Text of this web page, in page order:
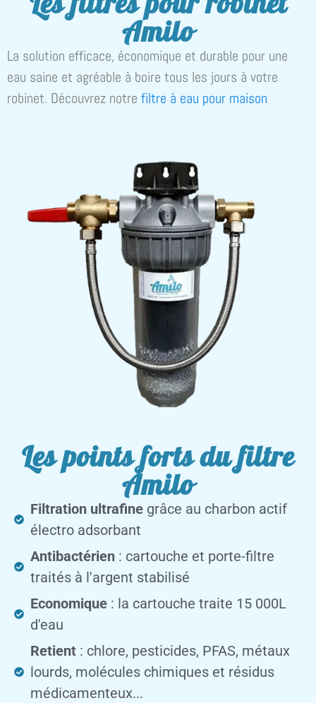
l'eau
l'eau
l'eau
Amilo
La solution efficace, économique et durable pour une
eau saine et agréable à boire tous les jours à votre
robinet. Découvrez notre filtre à eau pour maison
Les points forts du filtre
Amilo
Filtration ultrafinegrâce au charbon actif
électro adsorbant
Antibactérien: cartouche et porte-filtre
traités à l'argent stabilisé
Economique: la cartouche traite 15 000L
d'eau
Retient: chlore, pesticides, PFAS, métaux
lourds, molécules chimiques et résidus
médicamenteux...